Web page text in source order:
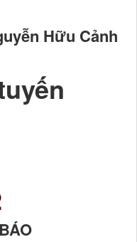
Hữu Cảnh